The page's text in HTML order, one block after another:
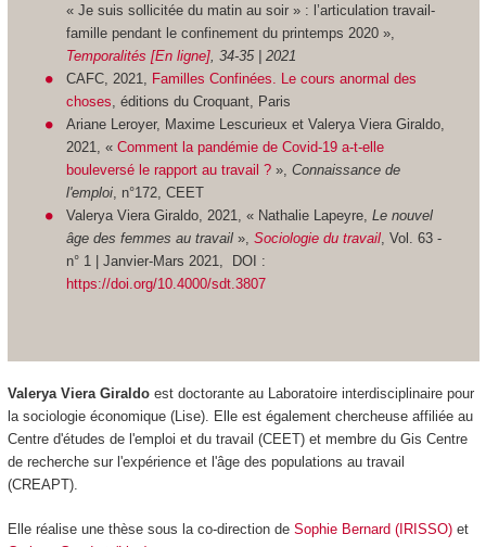
« Je suis sollicitée du matin au soir » : l’articulation travail-
famille pendant le confinement du printemps 2020 »,
Temporalités [En ligne] , 34-35 | 2021
CAFC, 2021,
Familles Confinées. Le cours anormal des
choses , éditions du Croquant, Paris
Ariane Leroyer, Maxime Lescurieux et Valerya Viera Giraldo,
2021, «Comment la pandémie de Covid-19 a-t-elle
bouleversé le rapport au travail ? » ,Connaissance de
l'emploi n°172, CEET
Valerya Viera Giraldo, 2021, « Nathalie Lapeyre,Le nouvel
âge des femmes au travail »,Sociologie du travail , Vol. 63 -
n° 1 | Janvier-Mars 2021, DOI :
https://doi.org/10.4000/sdt.3807
Valerya Viera Giraldo est doctorante au Laboratoire interdisciplinaire pour
la sociologie économique (Lise). Elle est également chercheuse affiliée au
Centre d'études de l'emploi et du travail (CEET) et membre du Gis Centre
de recherche sur l'expérience et l'âge des populations au travail
(CREAPT).
Elle réalise une thèse sous la co-direction de Sophie Bernard (IRISSO)et